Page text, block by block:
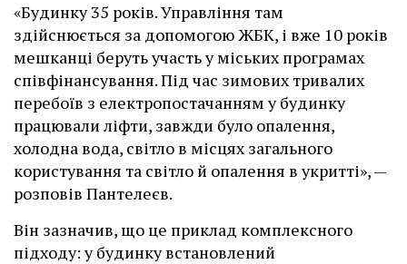
«Будинку 35 років. Управління там
здійснюється за допомогою ЖБК, і вже 10 років
мешканці беруть участь у міських програмах
співфінансування. Під час зимових тривалих
перебоїв з електропостачанням у будинку
працювали ліфти, завжди було опалення,
холодна вода, світло в місцях загального
користування та світло й опалення в укритті», —
розповів Пантелеєв.
Він зазначив, що це приклад комплексного
підходу: у будинку встановлений